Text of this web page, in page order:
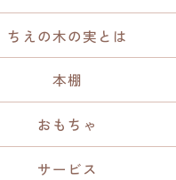
ちえの木の実とは
本棚
おもちゃ
サービス